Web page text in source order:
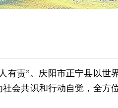
责”。庆阳市正宁县以世
会共识和行动自觉，全方